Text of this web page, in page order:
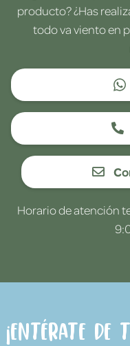
producto? ¿Has
todo va viento en
Horario de atención
¡Entérate de